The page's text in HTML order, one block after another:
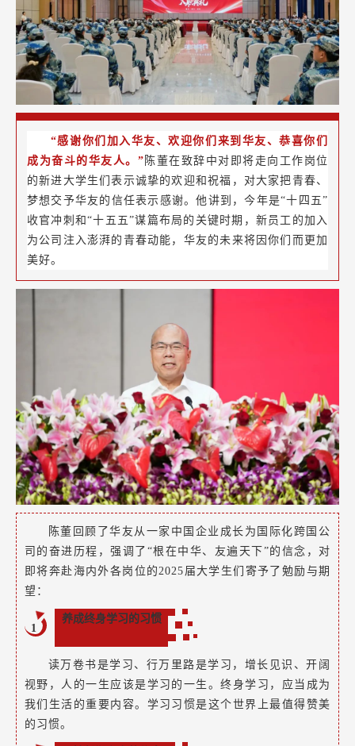
“感谢你们加入华友、欢迎你们来到华友、恭喜你们
成为奋斗的华友人。” 陈董在致辞中对即将走向工作岗位
的新进大学生们表示诚挚的欢迎和祝福，对大家把青春、
梦想交予华友的信任表示感谢。他讲到，今年是“十四五”
收官冲刺和“十五五”谋篇布局的关键时期，新员工的加入
为公司注入澎湃的青春动能，华友的未来将因你们而更加
美好。
陈董回顾了华友从一家中国企业成长为国际化跨国公
司的奋进历程，强调了“根在中华、友遍天下”的信念，对
即将奔赴海内外各岗位的2025届大学生们寄予了勉励与期
望：
1
养成终身学习的习惯
读万卷书是学习、行万里路是学习，增长见识、开阔
视野，人的一生应该是学习的一生。终身学习，应当成为
我们生活的重要内容。学习习惯是这个世界上最值得赞美
的习惯。